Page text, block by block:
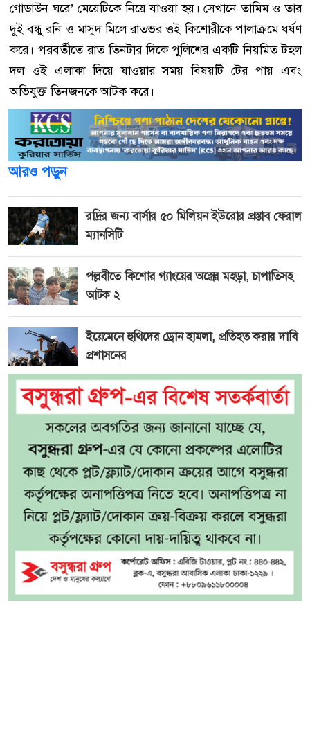
গোডাউন ঘরে’ মেয়েটিকে নিয়ে যাওয়া হয়। সেখানে তামিম ও তার
দুই বন্ধু রনি ও মাসুদ মিলে রাতভর ওই কিশোরীকে পালাক্রমে ধর্ষণ
করে। পরবর্তীতে রাত তিনটার দিকে পুলিশের একটি নিয়মিত টহল
দল ওই এলাকা দিয়ে যাওয়ার সময় বিষয়টি টের পায় এবং
অভিযুক্ত তিনজনকে আটক করে।
আরও পড়ুন
রদ্রির জন্য বার্সার ৫০ মিলিয়ন ইউরোর প্রস্তাব ফেরাল
ম্যানসিটি
পল্লবীতে কিশোর গ্যাংয়ের অস্ত্রের মহড়া, চাপাতিসহ
আটক ২
ইয়েমেনে হুথিদের ড্রোন হামলা, প্রতিহত করার দাবি
প্রশাসনের